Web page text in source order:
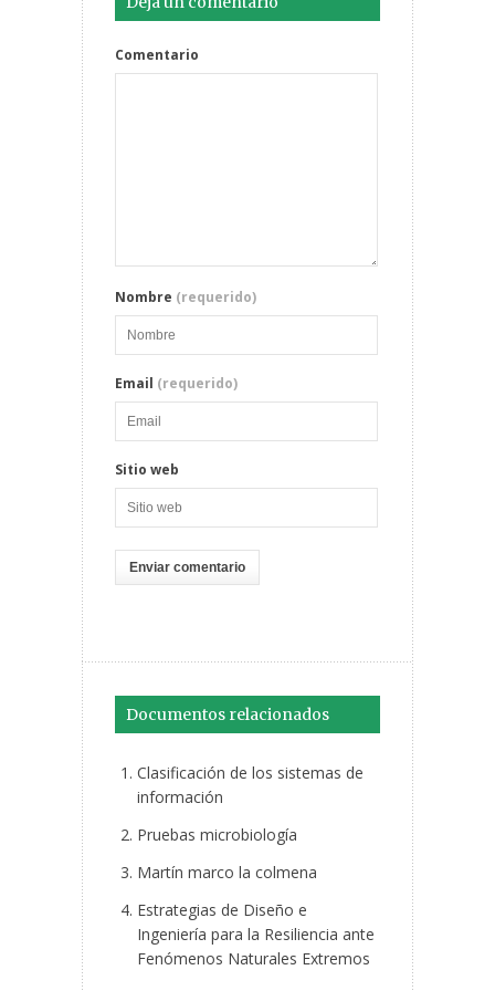
Comentario
Nombre (requerido)
Email (requerido)
Sitio web
Documentos relacionados
Clasificación de los sistemas de
información
Pruebas microbiología
Martín marco la colmena
Estrategias de Diseño e
Ingeniería para la Resiliencia ante
Fenómenos Naturales Extremos